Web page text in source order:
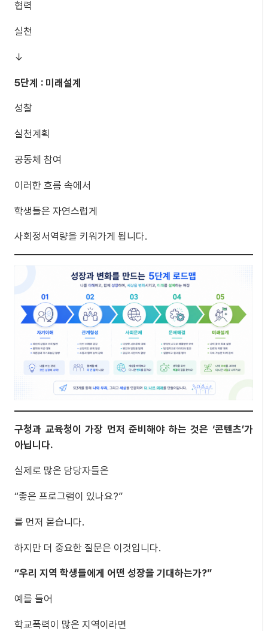
협력
실천
↓
5단계 : 미래설계
성찰
실천계획
공동체 참여
이러한 흐름 속에서
학생들은 자연스럽게
사회정서역량을 키워가게 됩니다.
구청과 교육청이 가장 먼저 준비해야 하는 것은 ‘콘텐츠’가
아닙니다.
실제로 많은 담당자들은
“좋은 프로그램이 있나요?”
를 먼저 묻습니다.
하지만 더 중요한 질문은 이것입니다.
“우리 지역 학생들에게 어떤 성장을 기대하는가?”
예를 들어
학교폭력이 많은 지역이라면